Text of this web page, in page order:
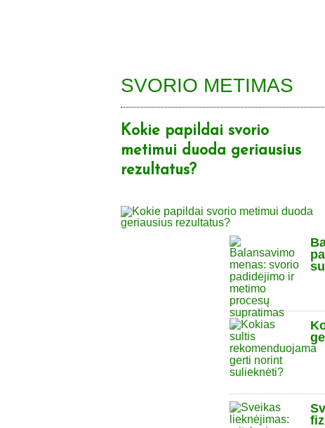
SVORIO METIMAS
Kokie papildai svorio
metimui duoda geriausius
rezultatus?